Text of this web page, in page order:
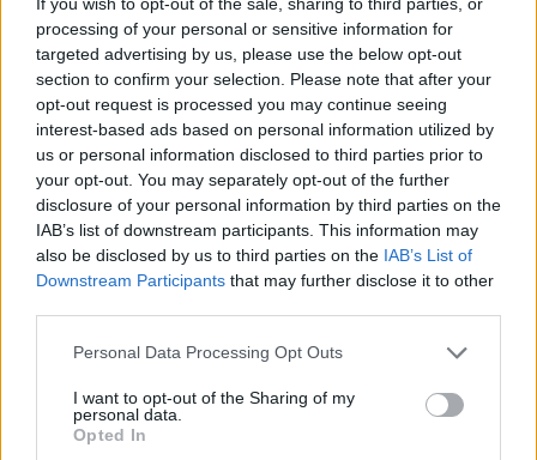
processing of your personal or sensitive information for
targeted advertising by us, please use the below opt-out
section to confirm your selection. Please note that after your
opt-out request is processed you may continue seeing
interest-based ads based on personal information utilized by
us or personal information disclosed to third parties prior to
your opt-out. You may separately opt-out of the further
disclosure of your personal information by third parties on the
IAB’s list of downstream participants. This information may
also be disclosed by us to third parties on the IAB’s List of
Downstream Participants that may further disclose it to other
Please note that this website/app uses one or more Google
not limited to your visit or usage behaviour. You may click to
grant or deny consent to Google and its third-party tags to
use your data for below specified purposes in below Google
Personal Data Processing Opt Outs
I want to opt-out of the Sharing of my
personal data.
Opted In
Aggius conquista la classifica delle mete più
amate dell’estate 2026
NECROLOGIE